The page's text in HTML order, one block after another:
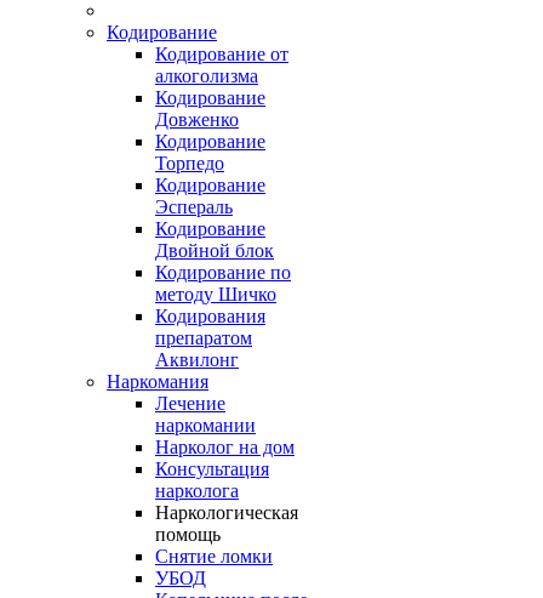
Кодирование
Кодирование от
алкоголизма
Кодирование
Довженко
Кодирование
Торпедо
Кодирование
Эспераль
Кодирование
Двойной блок
Кодирование по
методу Шичко
Кодирования
препаратом
Аквилонг
Наркомания
Лечение
наркомании
Нарколог на дом
Консультация
нарколога
Наркологическая
помощь
Снятие ломки
УБОД